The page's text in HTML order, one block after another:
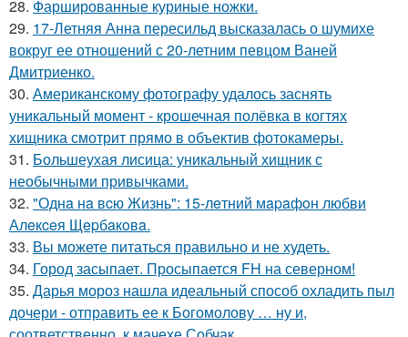
28. Фаршированные куриные ножки.
29. 17-Летняя Анна пересильд высказалась о шумихе
вокруг ее отношений с 20-летним певцом Ваней
Дмитриенко.
30. Американскому фотографу удалось заснять
уникальный момент - крошечная полёвка в когтях
хищника смотрит прямо в объектив фотокамеры.
31. Большеухая лисица: уникальный хищник с
необычными привычками.
32. "Однa нa вcю Жизнь": 15-лeтний мapaфoн любви
Алeкceя Щepбaкoвa.
33. Вы можете питаться правильно и не худеть.
34. Город засыпает. Просыпается FH на северном!
35. Дарья мороз нашла идеальный способ охладить пыл
дочери - отправить ее к Богомолову … ну и,